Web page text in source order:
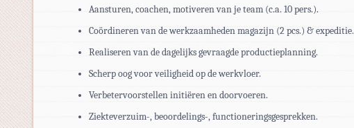
Aansturen, coachen, motiveren van je team (c.a. 10 pers.).
Coördineren van de werkzaamheden magazijn (2 pcs.) & expeditie.
Realiseren van de dagelijks gevraagde productieplanning.
Scherp oog voor veiligheid op de werkvloer.
Verbetervoorstellen initiëren en doorvoeren.
Ziekteverzuim-, beoordelings-, functioneringsgesprekken.